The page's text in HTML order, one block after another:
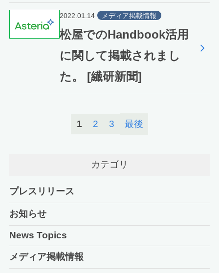
2022.01.14 メディア掲載情報
松屋でのHandbook活用
に関して掲載されまし
た。 [繊研新聞]
1 2 3 最後
カテゴリ
プレスリリース
お知らせ
News Topics
メディア掲載情報